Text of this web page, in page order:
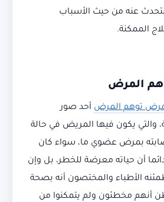
عنه من حيث الأسباب
الممكنة.
المرض
توهم المرض أحد صور
والتي يكون فيها المريض في حالة
بمرض عضوي ما، سواء كان
أن حياته معرضة للخطر، بل وإن
الأطباء والمختصون أنه بصحة
أنهم مخطئون ولم يتمكنوا من